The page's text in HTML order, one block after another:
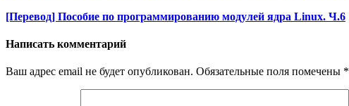
[Перевод] Пособие по программированию модулей ядра Linux. Ч.6
Написать комментарий
Ваш адрес email не будет опубликован. Обязательные поля помечены *